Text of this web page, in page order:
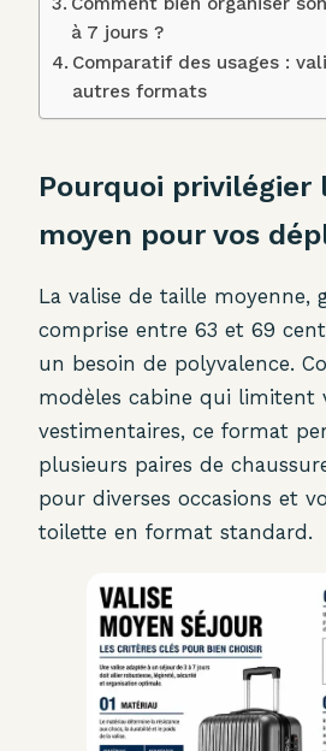
à 7 jours ?
Comparatif des usages :
autres formats
Pourquoi
moyen pour vos
La valise de taille moyenne,
comprise entre 63 et 69
un besoin de polyvalence.
modèles cabine qui limitent
vestimentaires, ce format
plusieurs paires de
pour diverses occasions et
toilette en format standard.